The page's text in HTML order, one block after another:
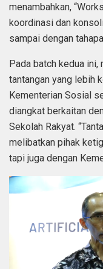
menambahkan,
koordinasi dan
sampai dengan
Pada batch kedua ini,
tantangan yang lebih
Kementerian Sosial
diangkat berkaitan
Sekolah Rakyat.
melibatkan pihak
tapi juga dengan